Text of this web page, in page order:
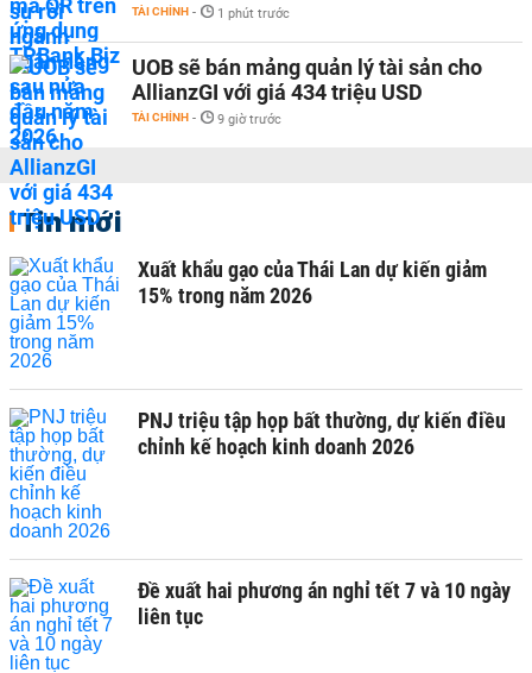
TÀI CHÍNH - 1 phút trước
UOB sẽ bán mảng quản lý tài sản cho
AllianzGI với giá 434 triệu USD
TÀI CHÍNH - 9 giờ trước
Tin mới
Xuất khẩu gạo của Thái Lan dự kiến giảm
15% trong năm 2026
PNJ triệu tập họp bất thường, dự kiến điều
chỉnh kế hoạch kinh doanh 2026
Đề xuất hai phương án nghỉ tết 7 và 10 ngày
liên tục